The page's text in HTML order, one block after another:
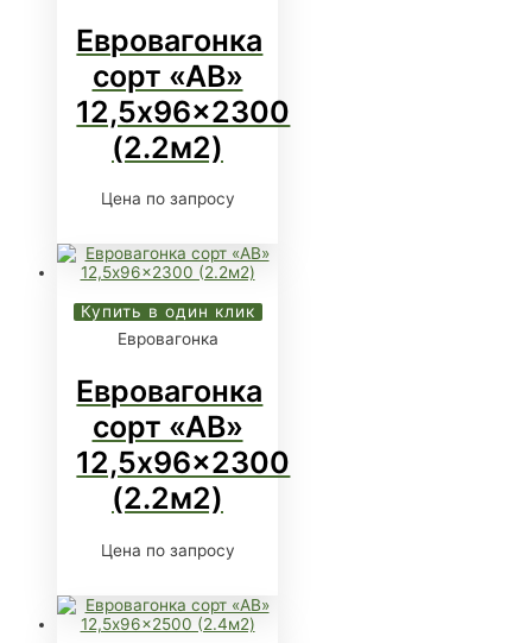
Евровагонка
сорт «АВ»
12,5x96x2300
(2.2м2)
Цена по запросу
Купить в один клик
Евровагонка
Евровагонка
сорт «АВ»
12,5x96x2300
(2.2м2)
Цена по запросу